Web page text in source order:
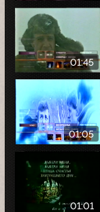
01:45
01:05
01:01